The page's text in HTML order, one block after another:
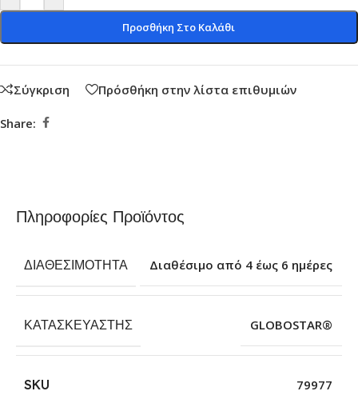
Προσθήκη Στο Καλάθι
Σύγκριση Πρόσθήκη στην λίστα επιθυμιών
Share:
Πληροφορίες Προϊόντος
ΔΙΑΘΕΣΙΜΌΤΗΤΑ Διαθέσιμο από 4 έως 6 ημέρες
ΚΑΤΑΣΚΕΥΑΣΤΉΣ GLOBOSTAR®
SKU 79977